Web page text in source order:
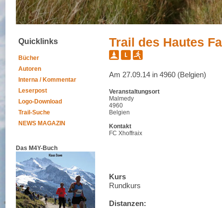
Quicklinks
Bücher
Autoren
Interna / Kommentar
Leserpost
Logo-Download
Trail-Suche
NEWS MAGAZIN
Das M4Y-Buch
Trail des Hautes
Am 27.09.14 in 4960 (Belgien)
Veranstaltungsort
Malmedy
4960
Belgien
Kontakt
FC Xhoffraix
Kurs
Rundkurs
Distanzen: